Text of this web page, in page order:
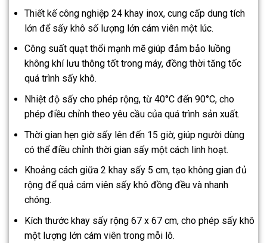
Thiết kế công nghiệp 24 khay inox, cung cấp dung tích
lớn để sấy khô số lượng lớn cám viên một lúc.
Công suất quạt thổi mạnh mẽ giúp đảm bảo luồng
không khí lưu thông tốt trong máy, đồng thời tăng tốc
quá trình sấy khô.
Nhiệt độ sấy cho phép rộng, từ 40°C đến 90°C, cho
phép điều chỉnh theo yêu cầu của quá trình sản xuất.
Thời gian hẹn giờ sấy lên đến 15 giờ, giúp người dùng
có thể điều chỉnh thời gian sấy một cách linh hoạt.
Khoảng cách giữa 2 khay sấy 5 cm, tạo không gian đủ
rộng để quả cám viên sấy khô đồng đều và nhanh
chóng.
Kích thước khay sấy rộng 67 x 67 cm, cho phép sấy khô
một lượng lớn cám viên trong mỗi lô.